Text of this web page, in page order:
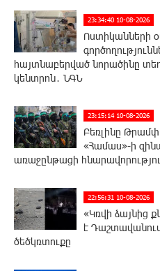
23:34:40 10-08-2026
Ոստիկանների
հայտնաբերված նորածինը
կենտրոն․ ՆԳՆ
23:15:14 10-08-2026
Բեռլինը
«Համաս»-ի
առաջընթացի
22:56:31 10-08-2026
«Կռվի ձայնից
է Դաշտավանում
ծեծկռտուքը